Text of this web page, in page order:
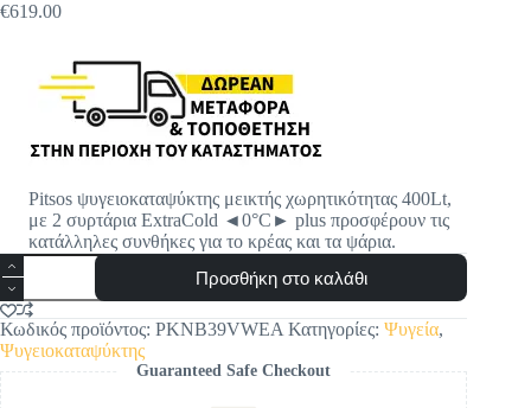
Original
€649.00.
€619.00
Η
είναι:
€619.00.
Pitsos ψυγειοκαταψύκτης μεικτής χωρητικότητας 400Lt,
με 2 συρτάρια ExtraCold ◄0°C► plus προσφέρουν τις
κατάλληλες συνθήκες για το κρέας και τα ψάρια.
Pitsos
PKNB39VWEA
Ψυγειοκαταψύκτης
ποσότητα
Προσθήκη στο καλάθι
Κωδικός προϊόντος: PKNB39VWEA Κατηγορίες: Ψυγεία,
Ψυγειοκαταψύκτης
Guaranteed Safe Checkout